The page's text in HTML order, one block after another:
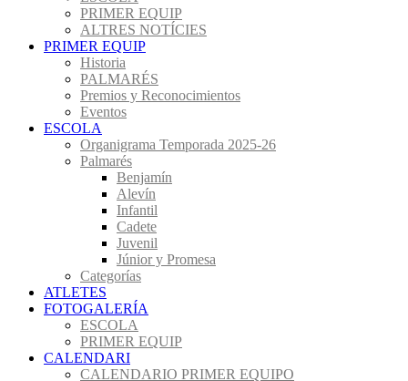
PRIMER EQUIP
ALTRES NOTÍCIES
PRIMER EQUIP
Historia
PALMARÉS
Premios y Reconocimientos
Eventos
ESCOLA
Organigrama Temporada 2025-26
Palmarés
Benjamín
Alevín
Infantil
Cadete
Juvenil
Júnior y Promesa
Categorías
ATLETES
FOTOGALERÍA
ESCOLA
PRIMER EQUIP
CALENDARI
CALENDARIO PRIMER EQUIPO